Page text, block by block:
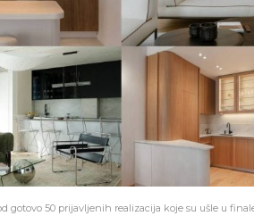
gotovo 50 prijavljenih realizacija koje su ušle u